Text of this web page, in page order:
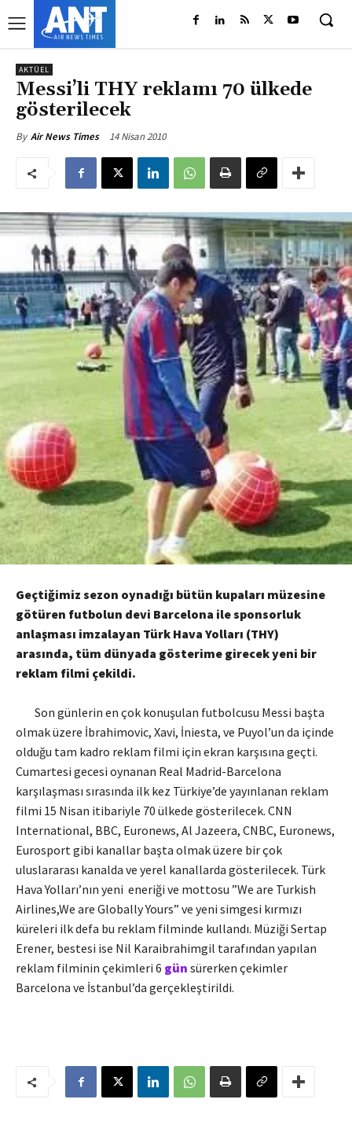
AKTÜEL
Messi’li THY reklamı 70 ülkede
gösterilecek
By Air News Times 14 Nisan 2010
Geçtiğimiz sezon oynadığı bütün kupaları müzesine
götüren futbolun devi Barcelona ile sponsorluk
anlaşması imzalayan Türk Hava Yolları (THY)
arasında, tüm dünyada gösterime girecek yeni bir
reklam filmi çekildi.
Son günlerin en çok konuşulan futbolcusu Messi başta
olmak üzere İbrahimovic, Xavi, İniesta, ve Puyol’un da içinde
olduğu tam kadro reklam filmi için ekran karşısına geçti.
Cumartesi gecesi oynanan Real Madrid-Barcelona
karşılaşması sırasında ilk kez Türkiye’de yayınlanan reklam
filmi 15 Nisan itibariyle 70 ülkede gösterilecek. CNN
International, BBC, Euronews, Al Jazeera, CNBC, Euronews,
Eurosport gibi kanallar başta olmak üzere bir çok
uluslararası kanalda ve yerel kanallarda gösterilecek. Türk
Hava Yolları’nın yeni eneriği ve mottosu ”We are Turkish
Airlines,We are Globally Yours” ve yeni simgesi kırmızı
küreleri ilk defa bu reklam filminde kullandı. Müziği Sertap
Erener, bestesi ise Nil Karaibrahimgil tarafından yapılan
reklam filminin çekimleri 6 gün sürerken çekimler
Barcelona ve İstanbul’da gerçekleştirildi.